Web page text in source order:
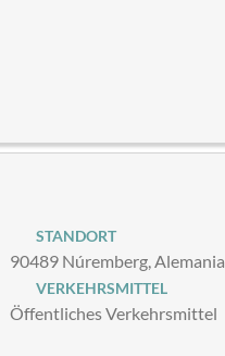
STANDORT
90489 Núremberg, Alemania
VERKEHRSMITTEL
Öffentliches Verkehrsmittel